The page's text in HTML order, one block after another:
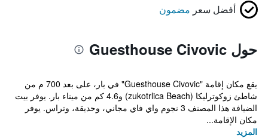
أفضل سعر مضمون
حول Guesthouse Civovic
يقع مكان إقامة "Guesthouse Civovic" في بار، على بعد 700 م من
شاطئ زوكوترليكا (zukotrlica Beach) و4.6 كم من ميناء بار. يوفر بيت
الضيافة هذا المصنف 3 نجوم واي فاي مجاني، وحديقة، وتراس. يوفر
مكان الإقامة...
المزيد